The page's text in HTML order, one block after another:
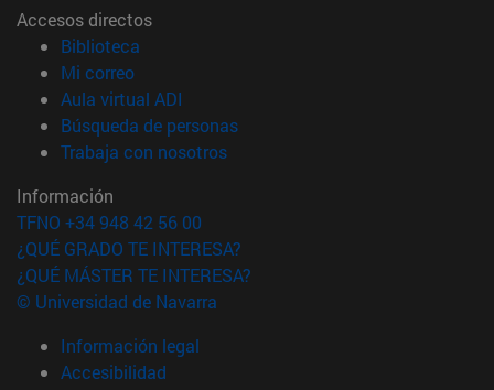
Accesos directos
Biblioteca
Mi correo(abre en nueva ventana)
Aula virtual ADI
Búsqueda de personas(abre en nueva ventana)
Trabaja con nosotros(abre en nueva ventana)
Información
TFNO +34 948 42 56 00
¿QUÉ GRADO TE INTERESA?
¿QUÉ MÁSTER TE INTERESA?
© Universidad de Navarra
Información legal
Accesibilidad